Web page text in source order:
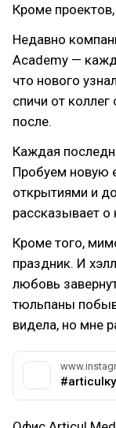
Кроме
Недавно
Academy —
что нового
спичи от
после.
Каждая
Пробуем новую
открытиями и
рассказывает о
Кроме того,
праздник. И
любовь
тюльпаны
видела, но мне